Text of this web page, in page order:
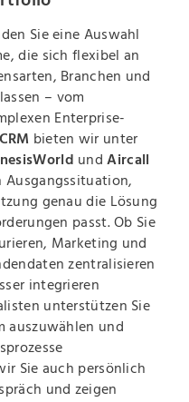
Sie eine Auswahl
die sich flexibel an
Branchen und
– vom
Enterprise-
bieten wir unter
undAircall
Ausgangssituation,
genau die Lösung
passt. Ob Sie
Marketing und
zentralisieren
integrieren
unterstützen Sie
auszuwählen und
Sie auch persönlich
und zeigen